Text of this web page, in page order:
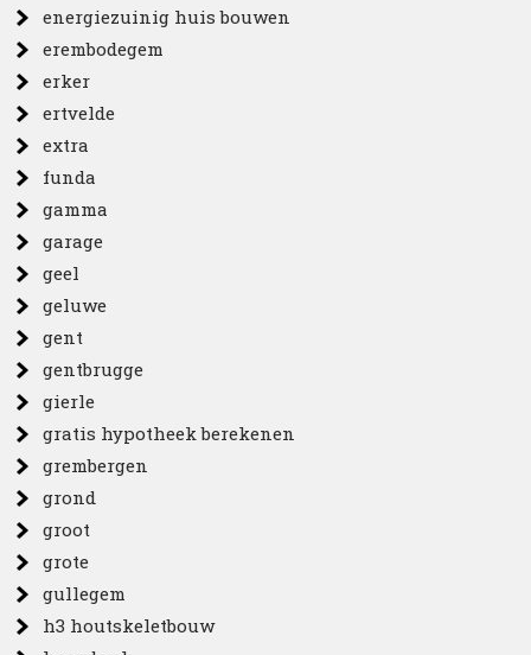
energiezuinig huis bouwen
erembodegem
erker
ertvelde
extra
funda
gamma
garage
geel
geluwe
gent
gentbrugge
gierle
gratis hypotheek berekenen
grembergen
grond
groot
grote
gullegem
h3 houtskeletbouw